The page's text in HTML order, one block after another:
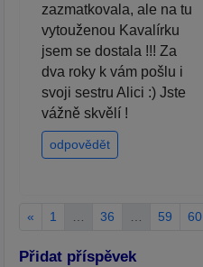
zazmatkovala, ale na tu
vytouženou Kavalírku
jsem se dostala !!! Za
dva roky k vám pošlu i
svoji sestru Alici :) Jste
vážně skvělí !
odpovědět
« 1 36 59 60
Přidat příspěvek